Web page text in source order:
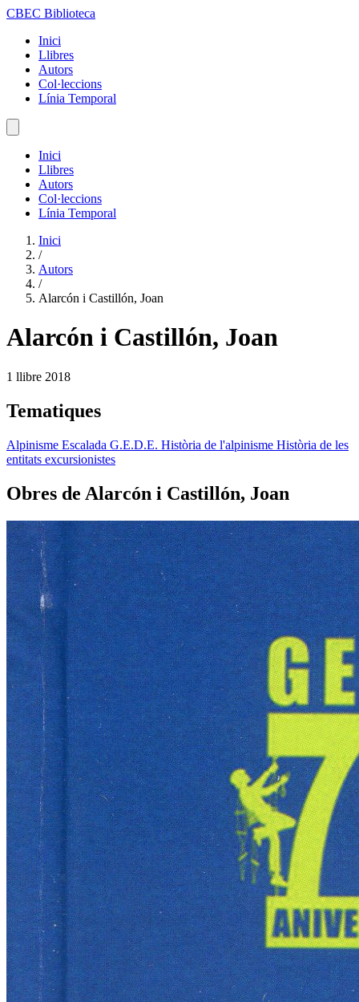
CBEC Biblioteca
Inici
Llibres
Autors
Col·leccions
Línia Temporal
Inici
Llibres
Autors
Col·leccions
Línia Temporal
Inici
/
Autors
/
Alarcón i Castillón, Joan
Alarcón i Castillón, Joan
1 llibre 2018
Tematiques
Alpinisme Escalada G.E.D.E. Història de l'alpinisme Història de les
entitats excursionistes
Obres de Alarcón i Castillón, Joan